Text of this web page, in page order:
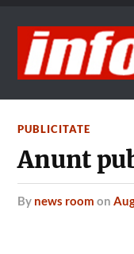
PUBLICITATE
Anunt
by news room on